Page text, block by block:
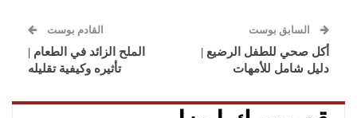
السابق بوست
أكل صحي للطفل الرضيع |
دليل شامل للأمهات
القادم بوست
الملح الزائد في الطعام |
تأثيره وكيفية تقليله